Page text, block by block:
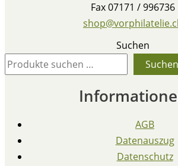
Fax 07171 / 996736
Suchen
Suchen
AGB
Datenauszug
Datenschutz